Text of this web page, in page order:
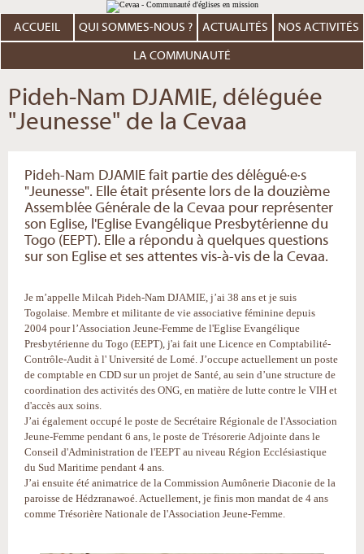
au
contenu.
Aller
personnels
ACCUEIL QUI SOMMES-NOUS ? ACTUALITÉS NOS ACTIVITÉS
LA COMMUNAUTÉ
Pideh-Nam DJAMIE, déléguée
"Jeunesse" de la Cevaa
Pideh-Nam DJAMIE fait partie des délégué·e·s
"Jeunesse". Elle était présente lors de la douzième
Assemblée Générale de la Cevaa pour représenter
son Eglise, l'Eglise Evangélique Presbytérienne du
Togo (EEPT). Elle a répondu à quelques questions
sur son Eglise et ses attentes vis-à-vis de la Cevaa.
Je m’appelle Milcah Pideh-Nam DJAMIE, j’ai 38 ans et je suis
Togolaise. Membre et militante de vie associative féminine depuis
2004 pour l’Association Jeune-Femme de l'Eglise Evangélique
Presbytérienne du Togo (EEPT), j'ai fait une Licence en Comptabilité-
Contrôle-Audit à l' Université de Lomé. J’occupe actuellement un poste
de comptable en CDD sur un projet de Santé, au sein d’une structure de
coordination des activités des ONG, en matière de lutte contre le VIH et
d'accès aux soins.
J’ai également occupé le poste de Secrétaire Régionale de l'Association
Jeune-Femme pendant 6 ans, le poste de Trésorerie Adjointe dans le
Conseil d'Administration de l'EEPT au niveau Région Ecclésiastique
du Sud Maritime pendant 4 ans.
J’ai ensuite été animatrice de la Commission Aumônerie Diaconie de la
paroisse de Hédzranawoé. Actuellement, je finis mon mandat de 4 ans
comme Trésorière Nationale de l'Association Jeune-Femme.